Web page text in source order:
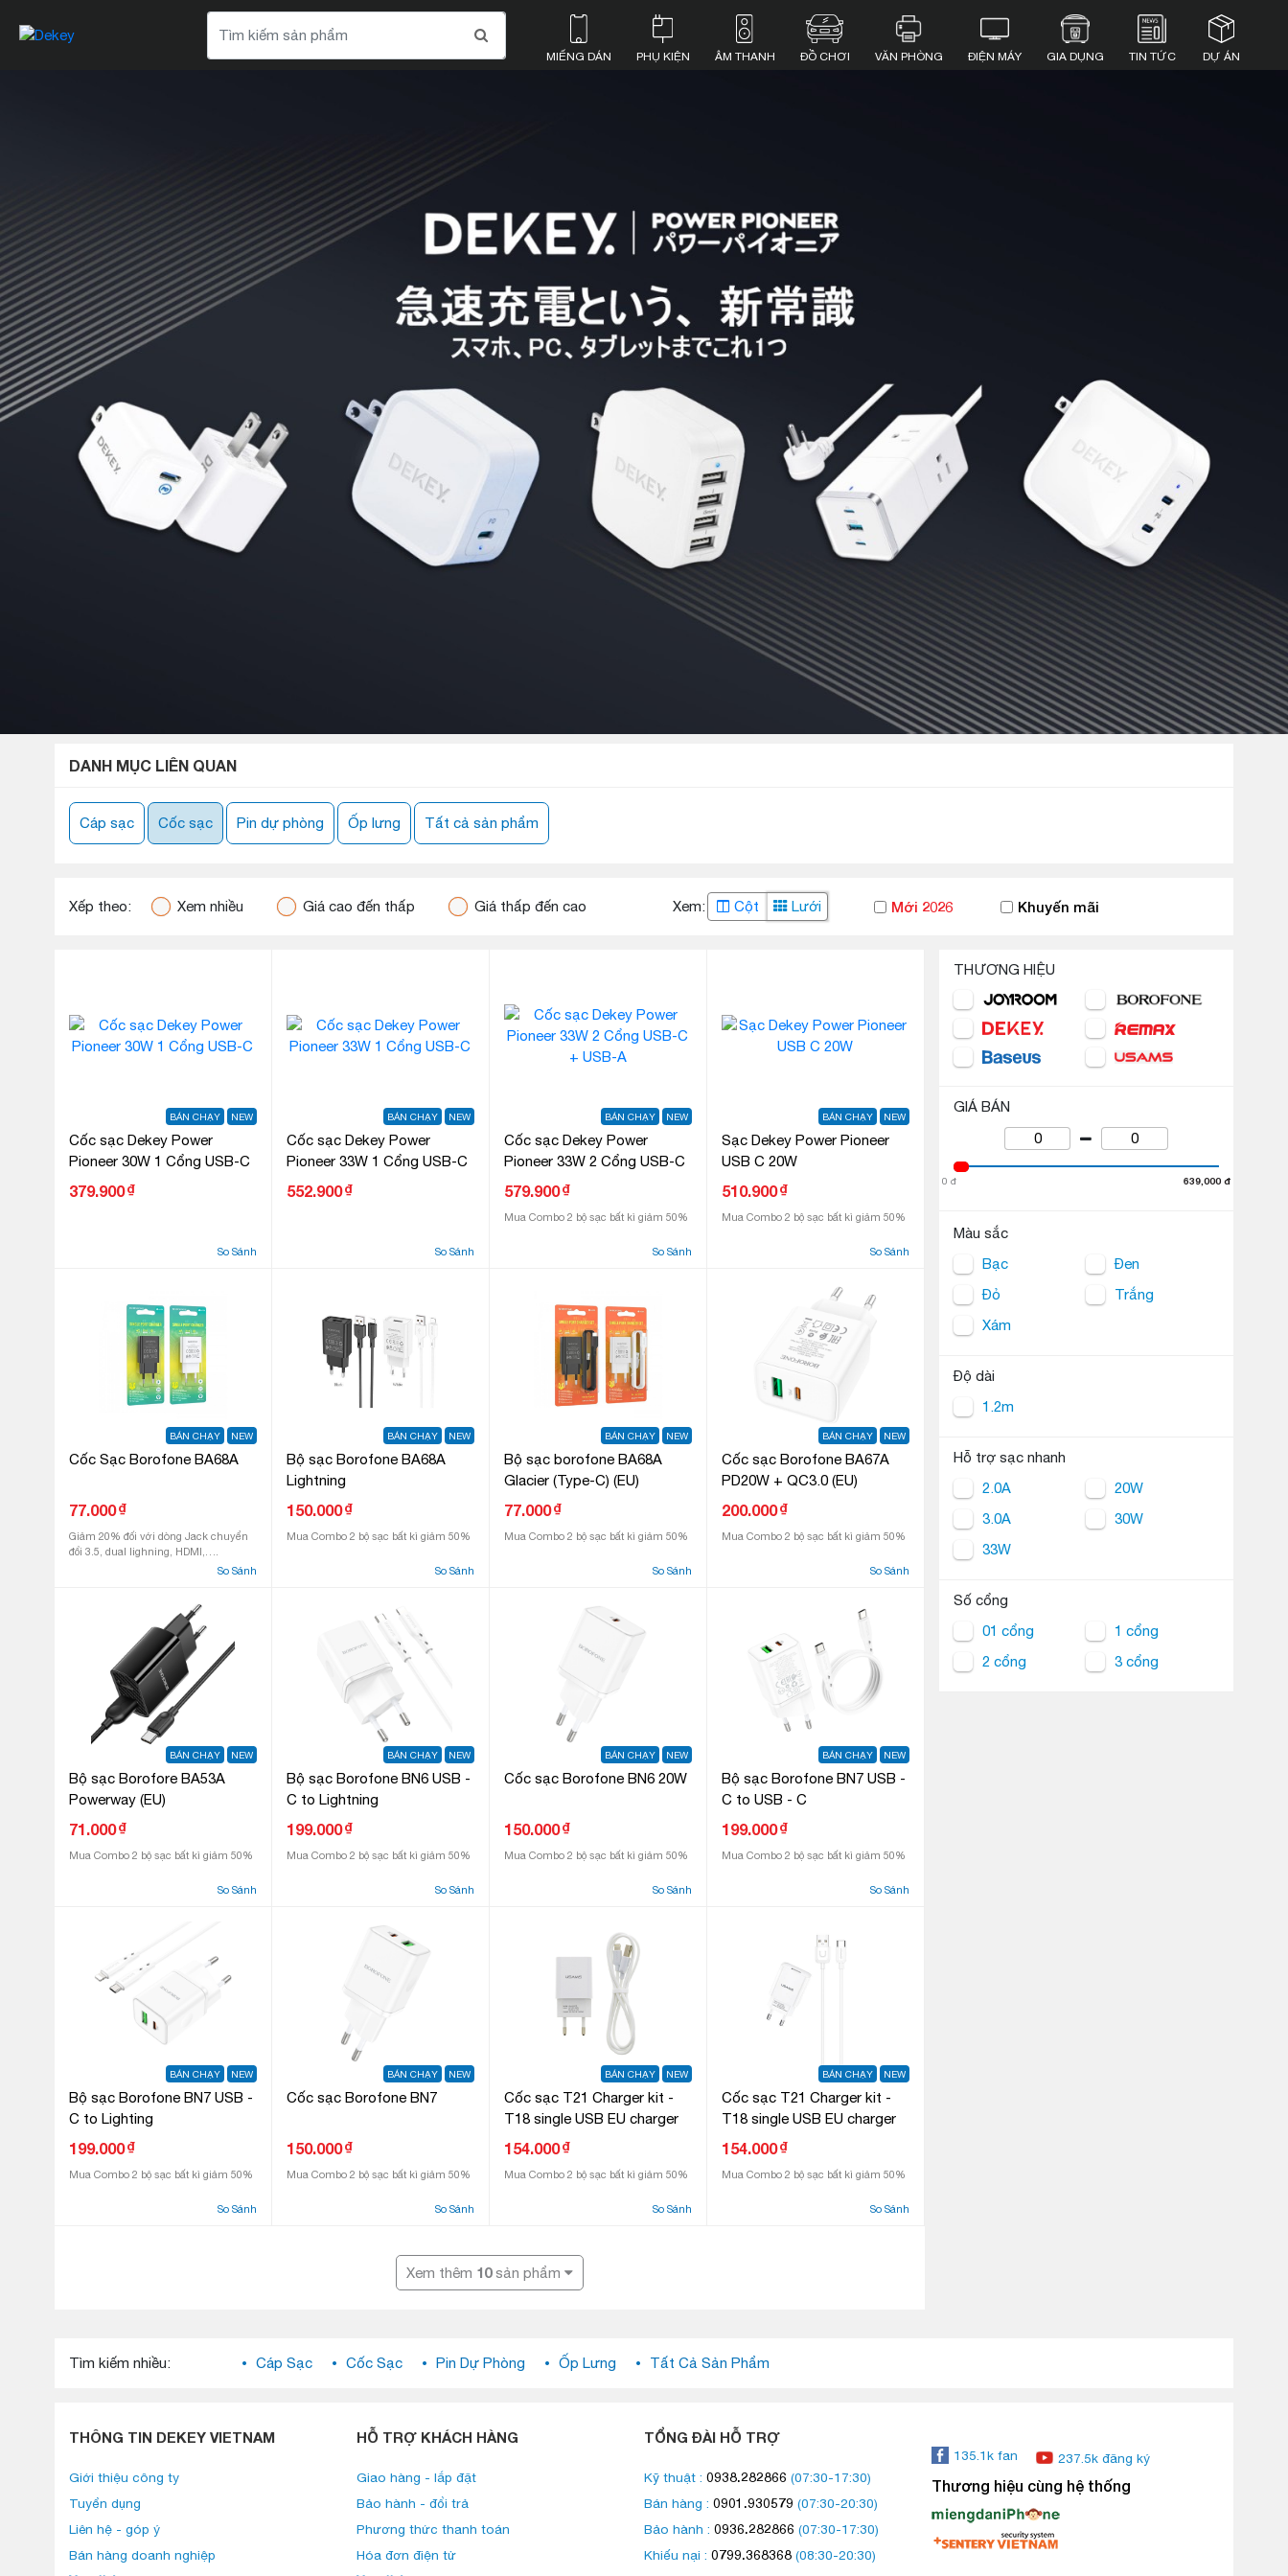
MIẾNG DÁN PHỤ KIỆN ÂM THANH ĐỒ CHƠI VĂN PHÒNG ĐIỆN MÁY GIA DỤNG TIN TỨC DỰ ÁN
DANH MỤC LIÊN QUAN
Cáp sạc Cốc sạc Pin dự phòng Ốp lưng Tất cả sản phẩm
Xếp theo: Xem nhiều Giá cao đến thấp Giá thấp đến cao Xem: Cột Lưới Mới 2026 Khuyến mãi
BÁN CHẠY NEW
Cốc sạc Dekey Power
Pioneer 30W 1 Cổng USB-C
379.900₫
So Sánh
BÁN CHẠY NEW
Cốc sạc Dekey Power
Pioneer 33W 1 Cổng USB-C
552.900₫
So Sánh
BÁN CHẠY NEW
Cốc sạc Dekey Power
Pioneer 33W 2 Cổng USB-C
+ USB-A
579.900 ₫
Mua Combo 2 bộ sạc bất kì giảm 50%
So Sánh
BÁN CHẠY NEW
Sạc Dekey Power Pioneer
USB C 20W
510.900 ₫
Mua Combo 2 bộ sạc bất kì giảm 50%
So Sánh
BÁN CHẠY NEW
Cốc Sạc Borofone BA68A
77.000₫
Giảm 20% đối với dòng Jack chuyển
đổi 3.5, dual lighning, HDMI,….
So Sánh
BÁN CHẠY NEW
Bộ sạc Borofone BA68A
Lightning
150.000₫
Mua Combo 2 bộ sạc bất kì giảm 50%
So Sánh
BÁN CHẠY NEW
Bộ sạc borofone BA68A
Glacier (Type-C) (EU)
77.000 ₫
Mua Combo 2 bộ sạc bất kì giảm 50%
So Sánh
BÁN CHẠY NEW
Cốc sạc Borofone BA67A
PD20W + QC3.0 (EU)
200.000 ₫
Mua Combo 2 bộ sạc bất kì giảm 50%
So Sánh
BÁN CHẠY NEW
Bộ sạc Borofore BA53A
Powerway (EU)
71.000₫
Mua Combo 2 bộ sạc bất kì giảm 50%
So Sánh
BÁN CHẠY NEW
Bộ sạc Borofone BN6 USB -
C to Lightning
199.000₫
Mua Combo 2 bộ sạc bất kì giảm 50%
So Sánh
BÁN CHẠY NEW
Cốc sạc Borofone BN6 20W
150.000 ₫
Mua Combo 2 bộ sạc bất kì giảm 50%
So Sánh
BÁN CHẠY NEW
Bộ sạc Borofone BN7 USB -
C to USB - C
199.000 ₫
Mua Combo 2 bộ sạc bất kì giảm 50%
So Sánh
BÁN CHẠY NEW
Bộ sạc Borofone BN7 USB -
C to Lighting
199.000₫
Mua Combo 2 bộ sạc bất kì giảm 50%
So Sánh
BÁN CHẠY NEW
Cốc sạc Borofone BN7
150.000₫
Mua Combo 2 bộ sạc bất kì giảm 50%
So Sánh
BÁN CHẠY NEW
Cốc sạc T21 Charger kit -
T18 single USB EU charger
+ Uturn Micro cable
154.000 ₫
Mua Combo 2 bộ sạc bất kì giảm 50%
So Sánh
BÁN CHẠY NEW
Cốc sạc T21 Charger kit -
T18 single USB EU charger
+ Uturn Type c cable
154.000 ₫
Mua Combo 2 bộ sạc bất kì giảm 50%
So Sánh
Xem thêm 10sản phẩm
THƯƠNG HIỆU
GIÁ BÁN
0 đ 639,000 đ
Màu sắc
Bạc
Đen
Đỏ
Trắng
Xám
Độ dài
1.2m
Hỗ trợ sạc nhanh
2.0A
20W
3.0A
30W
33W
Số cổng
01 cổng
1 cổng
2 cổng
3 cổng
Tìm kiếm nhiều: Cáp Sạc Cốc Sạc Pin Dự Phòng Ốp Lưng Tất Cả Sản Phẩm
THÔNG TIN DEKEY VIETNAM
Giới thiệu công ty
Tuyển dụng
Liên hệ - góp ý
Bán hàng doanh nghiệp
HỖ TRỢ KHÁCH HÀNG
Giao hàng - lắp đặt
Bảo hành - đổi trả
Phương thức thanh toán
Hóa đơn điện tử
TỔNG ĐÀI HỖ TRỢ
Kỹ thuật : 0938.282866 (07:30-17:30)
Bán hàng : 0901.930579 (07:30-20:30)
Bảo hành : 0936.282866 (07:30-17:30)
Khiếu nại : 0799.368368 (08:30-20:30)
135.1k fan 237.5k đăng ký
Thương hiệu cùng hệ thống